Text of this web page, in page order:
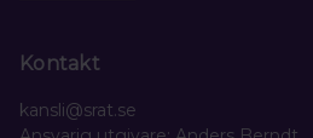
Kontakt
kansli@srat.se